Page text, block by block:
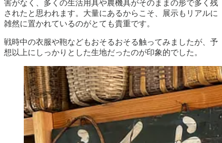
害がなく、多くの生活用具や農機具がそのままの形で多く残
されたと思われます。大量にあるからこそ、展示もリアルに
雑然に置かれているのがとても貴重です。
戦時中の衣服や鞄などもおそるおそる触ってみましたが、予
想以上にしっかりとした生地だったのが印象的でした。